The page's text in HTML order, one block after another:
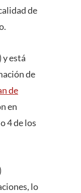
de
y está
de
de
en
4 de los
lo